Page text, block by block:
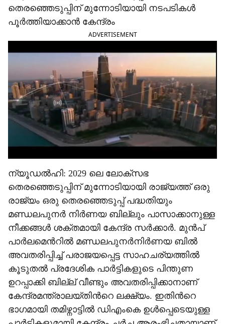
a
e
തെരഞ്ഞെടുപ്പിന് മുന്നോടിയായി നടപടികൾ
പൂർത്തിയാക്കാൻ കേന്ദ്രം
ADVERTISEMENT
ന്യൂഡൽഹി: 2029 ലെ ലോക്സഭ
തെരഞ്ഞെടുപ്പിന് മുന്നോടിയായി രാജ്യത്ത് ഒരു
രാജ്യം ഒരു തെരഞ്ഞെടുപ്പ് പദ്ധതിയും
മണ്ഡലപുനർ നിർണയ ബില്ലും പാസാക്കാനുള്ള
നീക്കങ്ങൾ ശക്തമായി കേന്ദ്ര സർക്കാർ. മുൻപ്
പാർലമെന്‍റിൽ മണ്ഡലപുനർനിർണയ ബിൽ
അവതരിപ്പിച്ച് പരാജയപ്പെട്ട സാഹചര്യത്തിൽ
കൂടുതൽ പ്രദേശിക പാർട്ടികളുടെ പിന്തുണ
ഉറപ്പാക്കി ബില്ല് വീണ്ടും അവതരിപ്പിക്കാനാണ്
കേന്ദ്രമന്ത്രാലയ്തിന്‍റെ ലക്ഷ്യം. ഇതിന്‍റെ
ഭാഗമായി തമിഴ്നാട്ടിൽ ഡിഎംകെ ഉൾപ്പെടെയുള്ള